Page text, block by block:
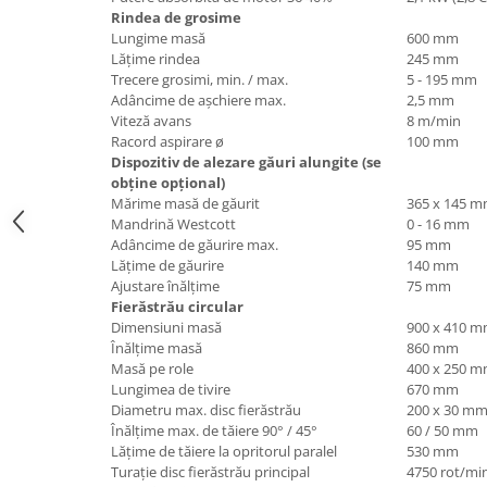
Masini pneumatice de filetat
Masini electrice de filetat
Exhaustor pentru aschii metal
Masini de gaurit cu talpa
Instalatii de spalare a pieselor
Accesorii prelucrare metal
Universale de strung si accesorii
pentru strunguri
Falci pentru 3 bacuri PS3/ PO3
Falci pentru 4 bacuri PS4/ PO4
Fălcile pentru 3-bacuri DK11
Fălcile pentru 4-bacuri DK12
Mandrine independente
Mandrină cu 3 fălci din fontă
Mandrină cu 3 fălci din otel
Rindea de grosime
Lungime masă
600 mm
Lăţime rindea
245 mm
Trecere grosimi, min. / max.
5 - 195 mm
Adâncime de aşchiere max.
2,5 mm
Viteză avans
8 m/min
Racord aspirare ø
100 mm
Dispozitiv de alezare găuri alungite (se
obţine opţional)
Mărime masă de găurit
365 x 145
Mandrină Westcott
0 - 16 mm
Adâncime de găurire max.
95 mm
Lăţime de găurire
140 mm
Ajustare înălţime
75 mm
Fierăstrău circular
Dimensiuni masă
900 x 410
Înălţime masă
860 mm
Masă pe role
400 x 250
Lungimea de tivire
670 mm
Diametru max. disc fierăstrău
200 x 30 mm
Înălţime max. de tăiere 90° / 45°
60 / 50 mm
Lăţime de tăiere la opritorul paralel
530 mm
Turaţie disc fierăstrău principal
4750 rot/